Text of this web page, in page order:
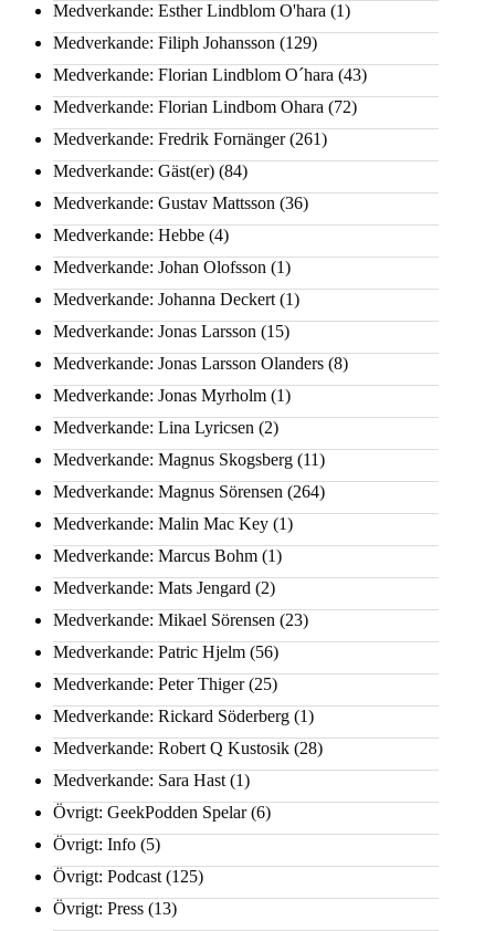
Medverkande: Esther Lindblom O'hara (1)
Medverkande: Filiph Johansson (129)
Medverkande: Florian Lindblom O´hara (43)
Medverkande: Florian Lindbom Ohara (72)
Medverkande: Fredrik Fornänger(261)
Medverkande: Gäst(er) (84)
Medverkande: Gustav Mattsson (36)
Medverkande: Hebbe (4)
Medverkande: Johan Olofsson (1)
Medverkande: Johanna Deckert (1)
Medverkande: Jonas Larsson (15)
Medverkande: Jonas Larsson Olanders (8)
Medverkande: Jonas Myrholm (1)
Medverkande: Lina Lyricsen (2)
Medverkande: Magnus Skogsberg (11)
Medverkande: Magnus Sörensen (264)
Medverkande: Malin Mac Key (1)
Medverkande: Marcus Bohm (1)
Medverkande: Mats Jengard (2)
Medverkande: Mikael Sörensen (23)
Medverkande: Patric Hjelm (56)
Medverkande: Peter Thiger(25)
Medverkande: Rickard Söderberg (1)
Medverkande: Robert Q Kustosik (28)
Medverkande: Sara Hast (1)
Övrigt: GeekPodden Spelar(6)
Övrigt: Info (5)
Övrigt: Podcast (125)
Övrigt: Press (13)